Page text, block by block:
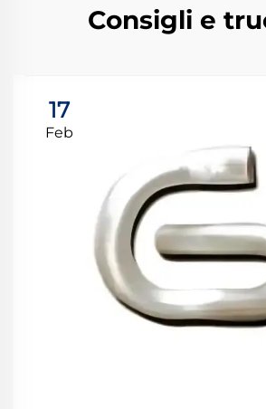
Consigli e
17
Feb